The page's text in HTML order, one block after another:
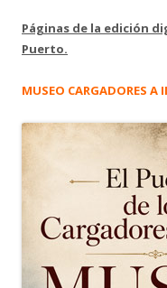
Páginas de la edición
Puerto.
MUSEO CARGADORES A